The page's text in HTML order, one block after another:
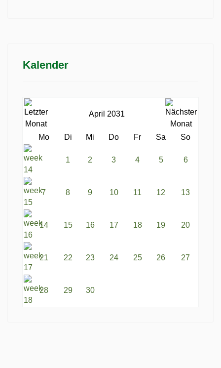
Kalender
April 2031
Mo Di Mi Do Fr Sa So
1 2 3 4 5 6
7 8 9 10 11 12 13
14 15 16 17 18 19 20
21 22 23 24 25 26 27
28 29 30